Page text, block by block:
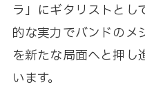
ラ」にギタリストとし
的な実力でバンドのメ
を新たな局面へと押し
います。